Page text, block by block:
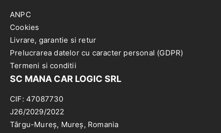
ANPC
Cookies
Livrare, garantie si retur
Prelucrarea datelor cu caracter personal (GDPR)
Termeni si conditii
SC MANA CAR LOGIC SRL
CIF: 47087730
J26/2029/2022
Târgu-Mureș, Mureș, Romania